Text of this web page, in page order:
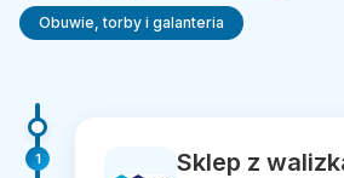
Obuwie, torby i galanteria
1
Sklep z